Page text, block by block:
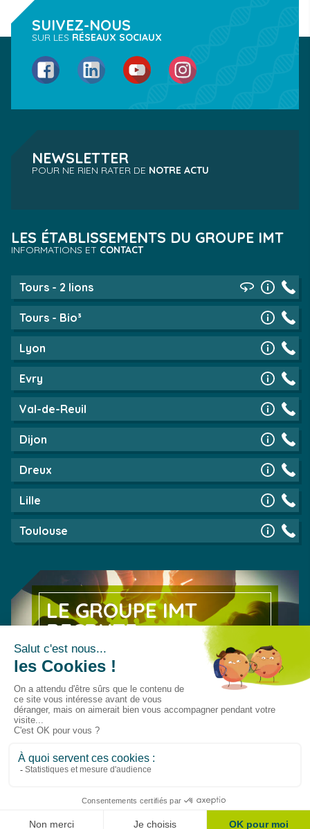
SUIVEZ-NOUS
SUR LES RÉSEAUX SOCIAUX
FacebookLinkedIn YouTube Instagram
NEWSLETTER
POUR NE RIEN RATER DE NOTRE ACTU
LES ÉTABLISSEMENTS DU GROUPE IMT
INFORMATIONS ET CONTACT
Tours - 2 lions
Tours - Bio³
Lyon
Evry
Val-de-Reuil
Dijon
Dreux
Lille
Toulouse
LE GROUPE IMT
RECRUTE
Découvrez nos offres d’emploi
CGV
Données Personnelles
Réclamations
Mentions légales